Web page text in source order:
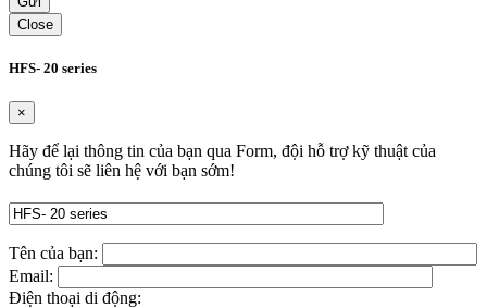
Close
HFS- 20 series
×
Hãy để lại thông tin của bạn qua Form, đội hỗ trợ kỹ thuật của
chúng tôi sẽ liên hệ với bạn sớm!
Tên của bạn:
Email:
Điện thoại di động: